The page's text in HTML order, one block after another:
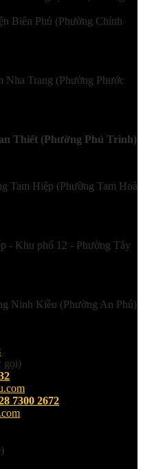
Biên Phủ (Phường Chính
Nha Trang (Phường Phước
Thiết (Phường Phú Trinh)
Tam Hiệp (Phường Tam Hoà
- Khu phố 12 - Phường Tây
Ninh Kiều (Phường An Phú)
gọi)
7300 2672